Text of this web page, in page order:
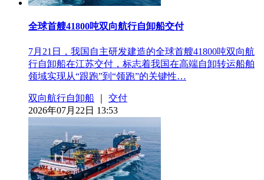
全球首艘41800吨双向航行自卸船交付
7月21日，我国自主研发建造的全球首艘41800吨双向航
行自卸船在江苏交付，标志着我国在高端自卸转运船舶
领域实现从“跟跑”到“领跑”的关键性…
双向航行自卸船
交付
2026年07月22日 13:53